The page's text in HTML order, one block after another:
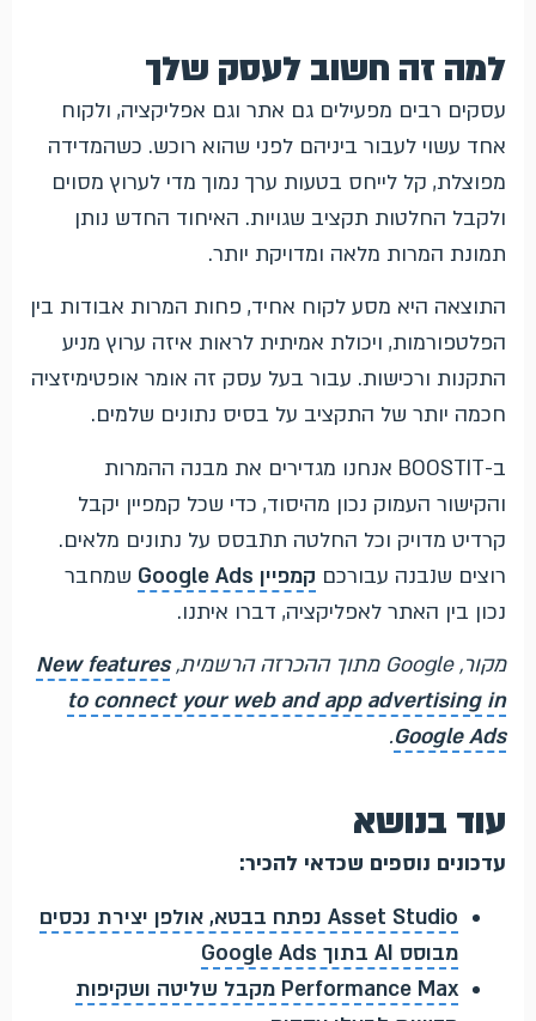
למה זה חשוב לעסק שלך
עסקים רבים מפעילים גם אתר וגם אפליקציה, ולקוח
אחד עשוי לעבור ביניהם לפני שהוא רוכש. כשהמדידה
מפוצלת, קל לייחס בטעות ערך נמוך מדי לערוץ מסוים
ולקבל החלטות תקציב שגויות. האיחוד החדש נותן
תמונת המרות מלאה ומדויקת יותר.
התוצאה היא מסע לקוח אחיד, פחות המרות אבודות בין
הפלטפורמות, ויכולת אמיתית לראות איזה ערוץ מניע
התקנות ורכישות. עבור בעל עסק זה אומר אופטימיזציה
חכמה יותר של התקציב על בסיס נתונים שלמים.
ב-BOOSTIT אנחנו מגדירים את מבנה ההמרות
והקישור העמוק נכון מהיסוד, כדי שכל קמפיין יקבל
קרדיט מדויק וכל החלטה תתבסס על נתונים מלאים.
רוצים שנבנה עבורכם קמפיין Google Ads
שמחבר
נכון בין האתר לאפליקציה, דברו איתנו.
מקור, Google מתוך ההכרזה הרשמית,
New features
to connect your web and app advertising in
Google Ads
.
עוד בנושא
עדכונים נוספים שכדאי להכיר:
Asset Studio נפתח בבטא, אולפן יצירת נכסים
מבוסס AI בתוך Google Ads
Performance Max מקבל שליטה ושקיפות